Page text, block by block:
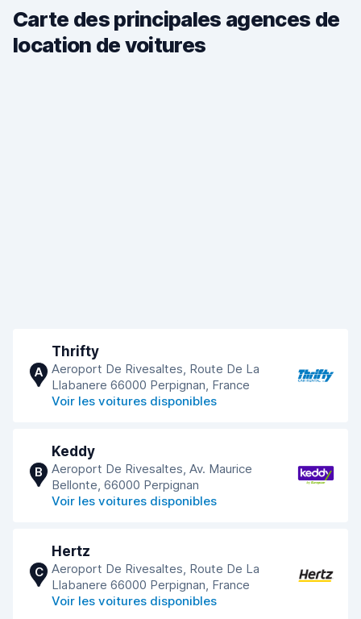
Carte des principales agences de
location de voitures
A
Thrifty
Aeroport De Rivesaltes, Route De La
Llabanere 66000 Perpignan, France
Voir les voitures disponibles
B
Keddy
Aeroport De Rivesaltes, Av. Maurice
Bellonte, 66000 Perpignan
Voir les voitures disponibles
C
Hertz
Aeroport De Rivesaltes, Route De La
Llabanere 66000 Perpignan, France
Voir les voitures disponibles